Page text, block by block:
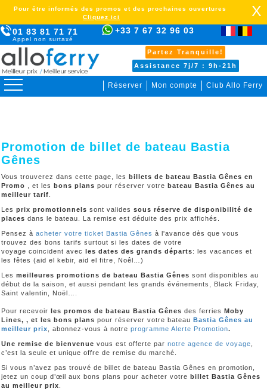
01 83 81 71 71
Appel non surtaxé
+33 7 67 32 96 03
Partez Tranquille!
Assistance 7j/7 : 9h-21h
Réserver Mon compte Club Allo Ferry
Pour être informés des promos et des prochaines ouvertures
Cliquez ici
X
> Bastia Gênes > Billet de bateau > Promotion >
Promotion de billet de bateau Bastia
Gênes
Vous trouverez dans cette page, les billets de bateau Bastia Gênes en
Promo
, et les bons plans pour réserver votre bateau Bastia Gênes au
meilleur tarif
Les prix promotionnels sont valides sous réserve de disponibilité de
places dans le bateau. La remise est déduite des prix affichés.
Pensez à acheter votre ticket Bastia Gênes à l'avance dès que vous
trouvez des bons tarifs surtout si les dates de votre
voyage coincident avec les dates des grands départs: les vacances et
les fêtes (aid el kebir, aid el fitre, Noêl…)
Les meilleures promotions de bateau Bastia Gênes sont disponibles au
début de la saison, et aussi pendant les grands événements, Black Friday,
Saint valentin, Noël….
Pour recevoir les promos de bateau Bastia Gênes des ferries Moby
Lines, , et les bons plans pour réserver votre bateau Bastia Gênes au
meilleur prix , abonnez-vous à notre programme Alerte Promotion.
Une remise de bienvenue vous est offerte par notre agence de voyage
c’est la seule et unique offre de remise du marché.
Si vous n’avez pas trouvé de billet de bateau Bastia Gênes en promotion,
jetez un coup d’œil aux bons plans pour acheter votre billet Bastia Gênes
au meilleur prix